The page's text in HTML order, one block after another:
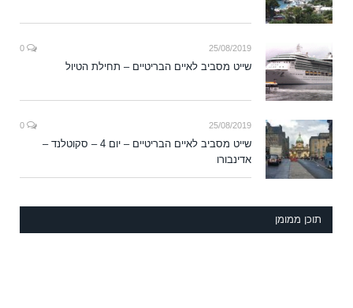
25/08/2019
שייט מסביב לאיים הבריטיים – תחילת הטיול
25/08/2019
שייט מסביב לאיים הבריטיים – יום 4 – סקוטלנד –
אדינבורו
תוכן ממומן